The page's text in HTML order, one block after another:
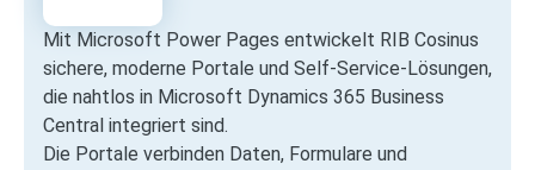
Mit Microsoft Power Pages entwickelt RIB Cosinus
sichere, moderne Portale und Self‑Service‑Lösungen,
die nahtlos in Microsoft Dynamics 365 Business
Central integriert sind.
Die Portale verbinden Daten, Formulare und